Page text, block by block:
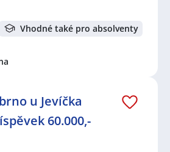
Vhodné také pro absolventy
u Jevíčka
60.000,-